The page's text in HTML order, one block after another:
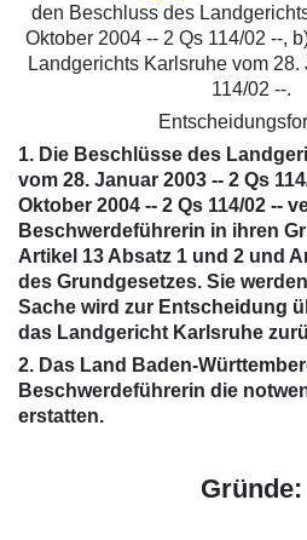
den Beschluss des
Oktober 2004 -- 2 Qs 114/02 --,
Landgerichts Karlsruhe vom 28.
114/02 --.
1. Die Beschlüsse des
vom 28. Januar 2003 -- 2 Qs
Oktober 2004 -- 2 Qs 114/02 --
Beschwerdeführerin in ihren
Artikel 13 Absatz 1 und 2 und
des Grundgesetzes. Sie
Sache wird zur Entscheidung
das Landgericht Karlsruhe
2. Das Land Baden-
Beschwerdeführerin die
erstatten.
Gründe: